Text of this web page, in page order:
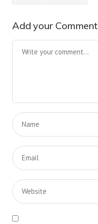
Add your Comment